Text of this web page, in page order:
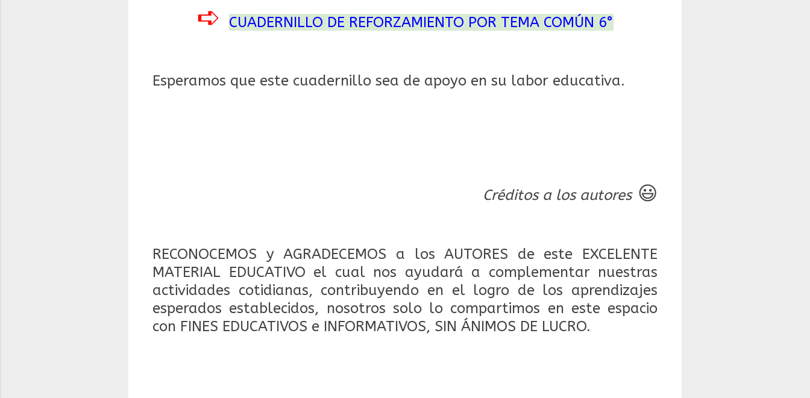
➪ CUADERNILLO DE REFORZAMIENTO POR TEMA COMÚN 6°
Esperamos que este cuadernillo sea de apoyo en su labor educativa.
Créditos a los autores😃
RECONOCEMOS y AGRADECEMOS a los AUTORES de este EXCELENTE
MATERIAL EDUCATIVO el cual nos ayudará a complementar nuestras
actividades cotidianas, contribuyendo en el logro de los aprendizajes
esperados establecidos, nosotros solo lo compartimos en este espacio
con FINES EDUCATIVOS e INFORMATIVOS, SIN ÁNIMOS DE LUCRO.